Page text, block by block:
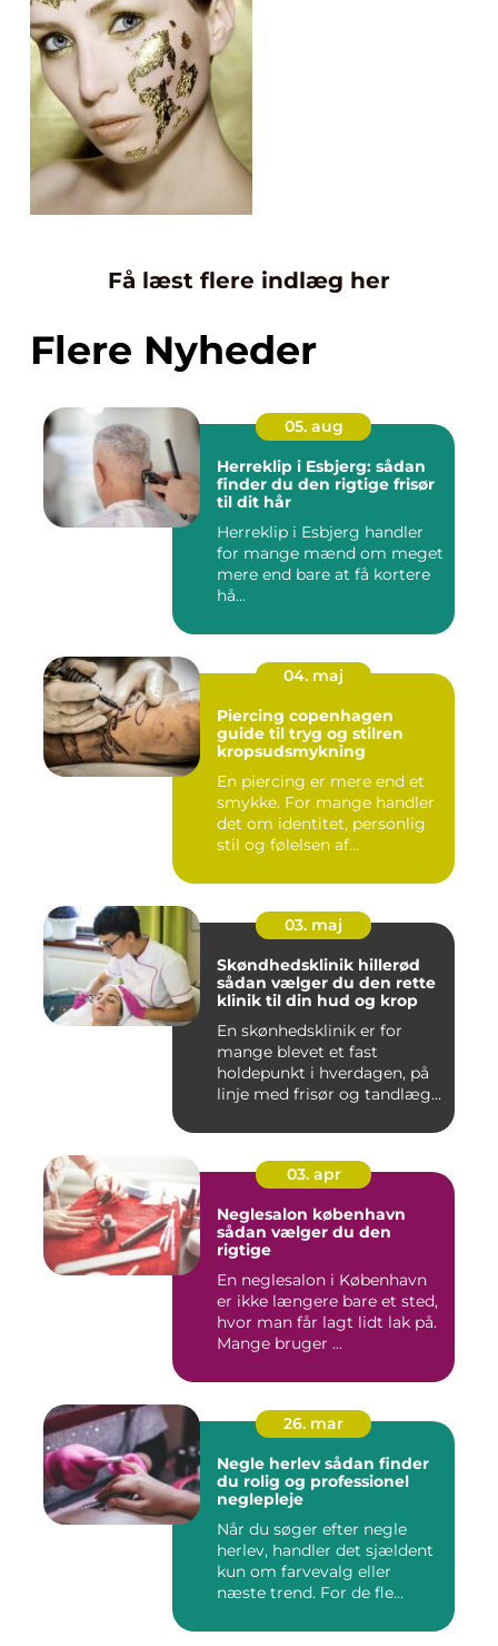
Få læst flere indlæg her
Flere Nyheder
05. aug
Herreklip i Esbjerg: sådan
finder du den rigtige frisør
til dit hår
Herreklip i Esbjerg handler
for mange mænd om meget
mere end bare at få kortere
hå...
04. maj
Piercing copenhagen
guide til tryg og stilren
kropsudsmykning
En piercing er mere end et
smykke. For mange handler
det om identitet, personlig
stil og følelsen af...
03. maj
Skøndhedsklinik hillerød
sådan vælger du den rette
klinik til din hud og krop
En skønhedsklinik er for
mange blevet et fast
holdepunkt i hverdagen, på
linje med frisør og tandlæg...
03. apr
Neglesalon københavn
sådan vælger du den
rigtige
En neglesalon i København
er ikke længere bare et sted,
hvor man får lagt lidt lak på.
Mange bruger ...
26. mar
Negle herlev sådan finder
du rolig og professionel
neglepleje
Når du søger efter negle
herlev, handler det sjældent
kun om farvevalg eller
næste trend. For de fle...